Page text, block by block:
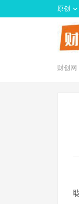
原创
财创网